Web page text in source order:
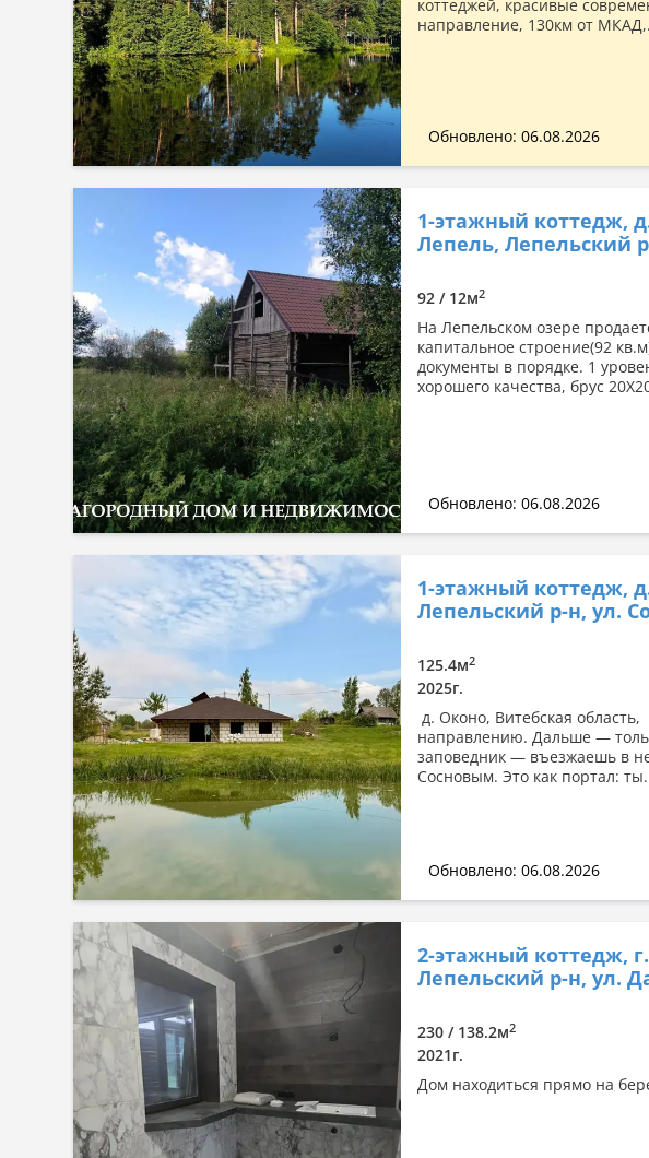
коттеджей, красивые
направление, 130км от
Обновлено: 06.08.2026
1-этажный коттедж,
Лепель, Лепельский
92 / 12м2
На Лепельском озере
капитальное строение(92
документы в порядке. 1
хорошего качества, брус
Обновлено: 06.08.2026
1-этажный коттедж,
Лепельский р-н, ул.
125.4м2
2025г.
д. Оконо, Витебская
направлению. Дальше —
заповедник — въезжаешь в
Сосновым. Это как портал:
Обновлено: 06.08.2026
2-этажный коттедж,
Лепельский р-н, ул.
230 / 138.2м2
2021г.
Дом находиться прямо на